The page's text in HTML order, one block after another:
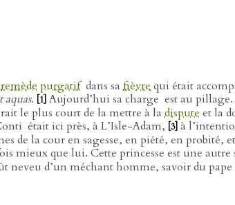
remède purgatif dans sa fièvrequi était
aquas. [1] Aujourd’hui sa charge est au pillage.
le plus court de la mettre à la dispute et la
était ici près, à L’Isle-Adam, [3] à
de la cour en sagesse, en piété, en probité,
mieux que lui. Cette princesse est une autre
neveu d’un méchant homme, savoir du pape